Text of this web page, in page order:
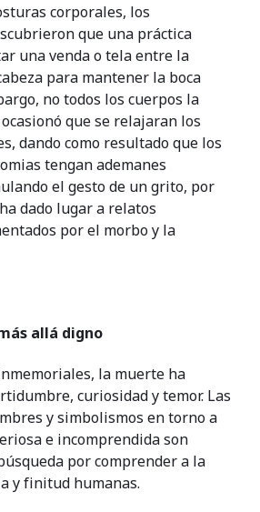
corporales, los
que una práctica
una venda o tela entre la
para mantener la boca
no todos los cuerpos la
que se relajaran los
dando como resultado que los
tengan ademanes
el gesto de un grito, por
dado lugar a relatos
por el morbo y la
allá digno
la muerte ha
curiosidad y temor. Las
y simbolismos en torno a
e incomprendida son
por comprender a la
y finitud humanas.